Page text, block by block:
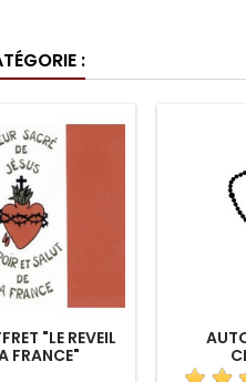
:
"LE REVEIL
FRANCE"